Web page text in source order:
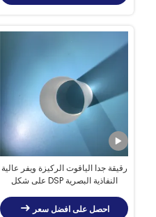
رقيقة جدا الياقوت الركيزة ويفر عالية
النفاذية البصرية DSP على شكل
احصل على افضل سعر